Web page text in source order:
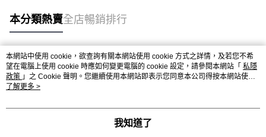
本分類熱賣全店暢銷排行
熱門標籤
熱銷排行
本網站中使用 cookie，欲查詢有關本網站使用 cookie 方式之詳情，及若您不希
望在電腦上使用 cookie 時應如何變更電腦的 cookie 設定，請參閱本網站「 私隱
政策 」之 Cookie 聲明。您繼續使用本網站即表示您同意本公司得按本網站使用
條款之 Cookie 聲明使用 cookie。
了解更多 >
我知道了